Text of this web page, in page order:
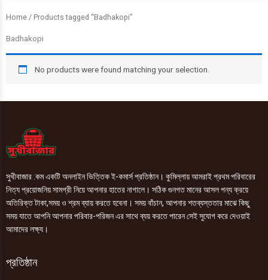
Home / Products tagged “Badhakopi”
Badhakopi
No products were found matching your selection.
সুখীবাজার .কম একটি অনলাইন ভিত্তিক ই-কমার্স প্রতিষ্ঠান। কুমিল্লায় আমরাই প্রথম পরিবারের
নিত্য প্রয়োজনিয় সামগ্রী নিয়ে আপনার হাতের নাগালে। সঠিক গুনগত মানের আসল পন্য ক্রয়ে
অতিরিক্ত টাকা,সময় ও শ্রম ব্যায় করতে হবেনা। সময় বাঁচান, আপনার শতব্যস্ততার মাঝে কিছু
সময় যাতে আপনি আপনার পরিবার-পরিজন এর সাথে ব্যয় করতে পারেন সেই সুযোগ করে দেওয়াই
আমাদের লক্ষ্য।
প্রতিষ্ঠান